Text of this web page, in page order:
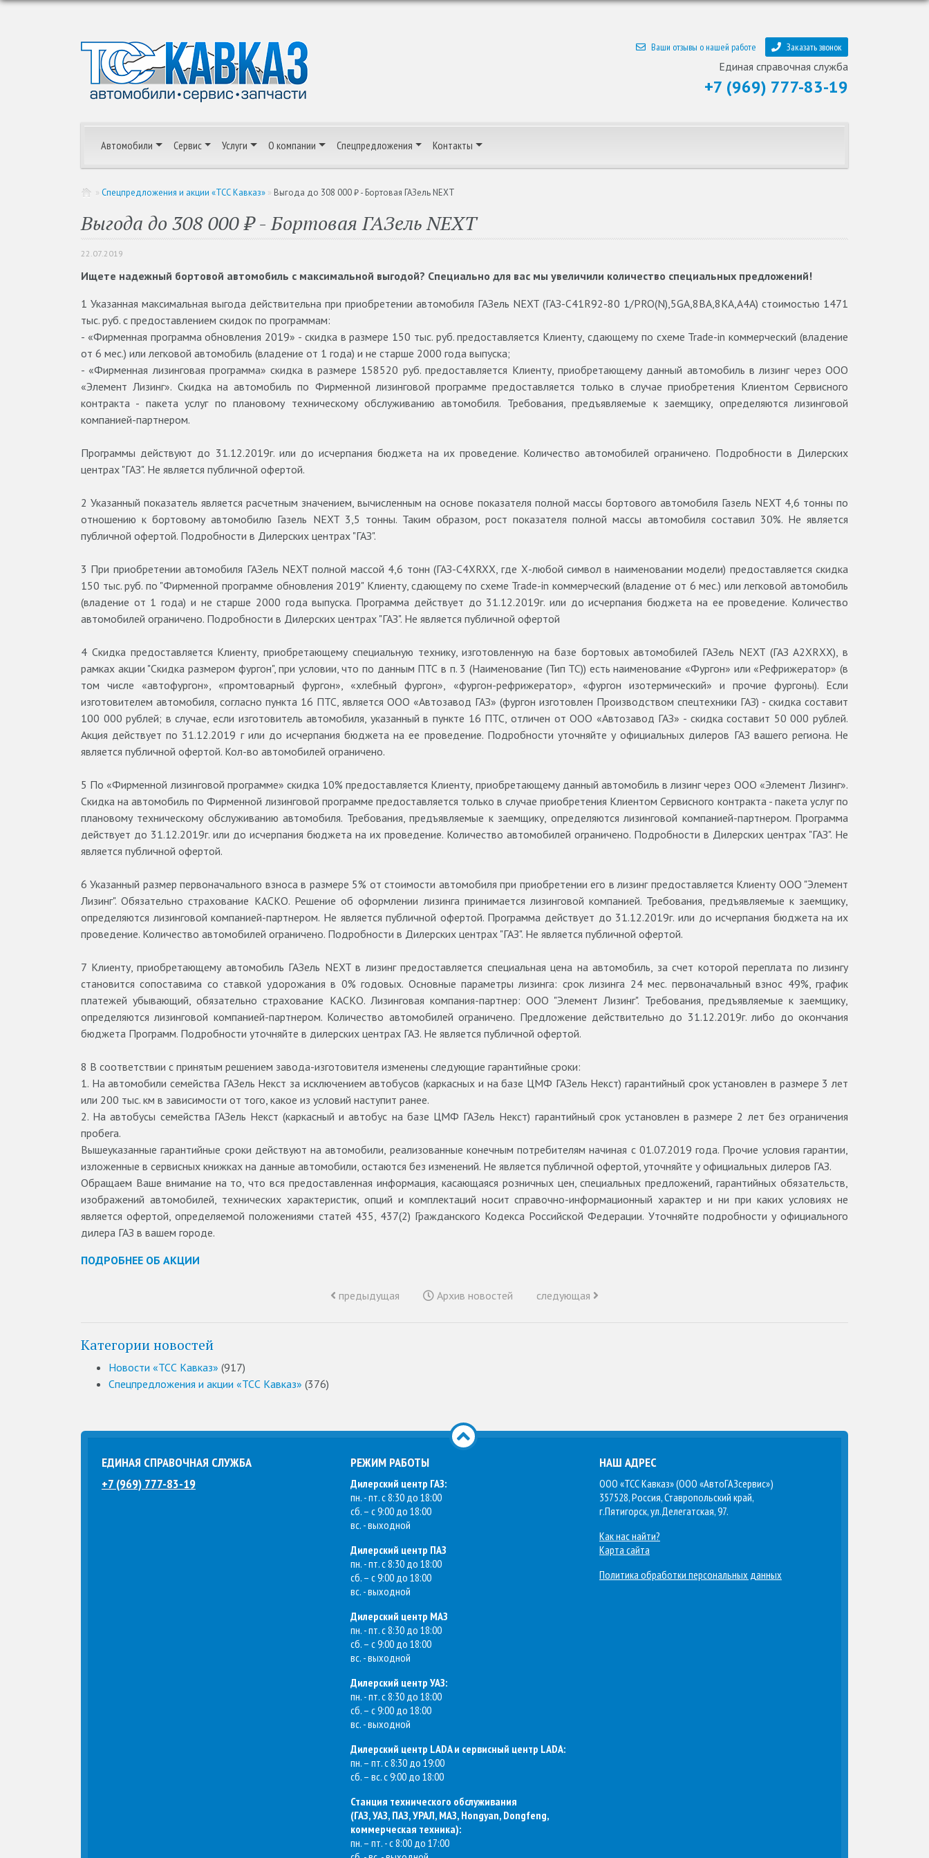
Ваши отзывы о нашей работе Заказать звонок
Единая справочная служба
+7 (969) 777-83-19
Автомобили Сервис Услуги О компании Спецпредложения Контакты
» Спецпредложения и акции «ТСС Кавказ» » Выгода до 308 000 ₽ - Бортовая ГАЗель NEXT
Выгода до 308 000 ₽ - Бортовая ГАЗель NEXT
22.07.2019
Ищете надежный бортовой автомобиль с максимальной выгодой? Специально для вас мы увеличили количество специальных предложений!
1 Указанная максимальная выгода действительна при приобретении автомобиля ГАЗель NEXT (ГАЗ-С41R92-80 1/PRO(N),5GA,8BA,8KA,A4A) стоимостью 1471
тыс. руб. с предоставлением скидок по программам:
- «Фирменная программа обновления 2019» - скидка в размере 150 тыс. руб. предоставляется Клиенту, сдающему по схеме Trade-in коммерческий (владение
от 6 мес.) или легковой автомобиль (владение от 1 года) и не старше 2000 года выпуска;
- «Фирменная лизинговая программа» скидка в размере 158520 руб. предоставляется Клиенту, приобретающему данный автомобиль в лизинг через ООО
«Элемент Лизинг». Скидка на автомобиль по Фирменной лизинговой программе предоставляется только в случае приобретения Клиентом Сервисного
контракта - пакета услуг по плановому техническому обслуживанию автомобиля. Требования, предъявляемые к заемщику, определяются лизинговой
компанией-партнером.
Программы действуют до 31.12.2019г. или до исчерпания бюджета на их проведение. Количество автомобилей ограничено. Подробности в Дилерских
центрах "ГАЗ". Не является публичной офертой.
2Указанный показатель является расчетным значением, вычисленным на основе показателя полной массы бортового автомобиля Газель NEXT 4,6 тонны по
отношению к бортовому автомобилю Газель NEXT 3,5 тонны. Таким образом, рост показателя полной массы автомобиля составил 30%. Не является
публичной офертой. Подробности в Дилерских центрах "ГАЗ".
3 При приобретении автомобиля ГАЗель NEXT полной массой 4,6 тонн (ГАЗ-С4XRXX, где Х-любой символ в наименовании модели) предоставляется скидка
150 тыс. руб. по "Фирменной программе обновления 2019" Клиенту, сдающему по схеме Trade-in коммерческий (владение от 6 мес.) или легковой автомобиль
(владение от 1 года) и не старше 2000 года выпуска. Программа действует до 31.12.2019г. или до исчерпания бюджета на ее проведение. Количество
автомобилей ограничено. Подробности в Дилерских центрах "ГАЗ". Не является публичной офертой
4 Скидка предоставляется Клиенту, приобретающему специальную технику, изготовленную на базе бортовых автомобилей ГАЗель NEXT (ГАЗ А2ХRХХ), в
рамках акции "Скидка размером фургон", при условии, что по данным ПТС в п. 3 (Наименование (Тип ТС)) есть наименование «Фургон» или «Рефрижератор» (в
том числе «автофургон», «промтоварный фургон», «хлебный фургон», «фургон-рефрижератор», «фургон изотермический» и прочие фургоны). Если
изготовителем автомобиля, согласно пункта 16 ПТС, является ООО «Автозавод ГАЗ» (фургон изготовлен Производством спецтехники ГАЗ) - скидка составит
100 000 рублей; в случае, если изготовитель автомобиля, указанный в пункте 16 ПТС, отличен от ООО «Автозавод ГАЗ» - скидка составит 50 000 рублей.
Акция действует по 31.12.2019 г или до исчерпания бюджета на ее проведение. Подробности уточняйте у официальных дилеров ГАЗ вашего региона. Не
является публичной офертой. Кол-во автомобилей ограничено.
5 По «Фирменной лизинговой программе» скидка 10% предоставляется Клиенту, приобретающему данный автомобиль в лизинг через ООО «Элемент Лизинг».
Скидка на автомобиль по Фирменной лизинговой программе предоставляется только в случае приобретения Клиентом Сервисного контракта - пакета услуг по
плановому техническому обслуживанию автомобиля. Требования, предъявляемые к заемщику, определяются лизинговой компанией-партнером. Программа
действует до 31.12.2019г. или до исчерпания бюджета на их проведение. Количество автомобилей ограничено. Подробности в Дилерских центрах "ГАЗ". Не
является публичной офертой.
6Указанный размер первоначального взноса в размере 5% от стоимости автомобиля при приобретении его в лизинг предоставляется Клиенту ООО "Элемент
Лизинг". Обязательно страхование КАСКО. Решение об оформлении лизинга принимается лизинговой компанией. Требования, предъявляемые к заемщику,
определяются лизинговой компанией-партнером. Не является публичной офертой. Программа действует до 31.12.2019г. или до исчерпания бюджета на их
проведение. Количество автомобилей ограничено. Подробности в Дилерских центрах "ГАЗ". Не является публичной офертой.
7 Клиенту, приобретающему автомобиль ГАЗель NEXT в лизинг предоставляется специальная цена на автомобиль, за счет которой переплата по лизингу
становится сопоставима со ставкой удорожания в 0% годовых. Основные параметры лизинга: срок лизинга 24 мес. первоначальный взнос 49%, график
платежей убывающий, обязательно страхование КАСКО. Лизинговая компания-партнер: ООО "Элемент Лизинг". Требования, предъявляемые к заемщику,
определяются лизинговой компанией-партнером. Количество автомобилей ограничено. Предложение действительно до 31.12.2019г. либо до окончания
бюджета Программ. Подробности уточняйте в дилерских центрах ГАЗ. Не является публичной офертой.
8 В соответствии с принятым решением завода-изготовителя изменены следующие гарантийные сроки:
1. На автомобили семейства ГАЗель Некст за исключением автобусов (каркасных и на базе ЦМФ ГАЗель Некст) гарантийный срок установлен в размере 3 лет
или 200 тыс. км в зависимости от того, какое из условий наступит ранее.
2. На автобусы семейства ГАЗель Некст (каркасный и автобус на базе ЦМФ ГАЗель Некст) гарантийный срок установлен в размере 2 лет без ограничения
пробега.
Вышеуказанные гарантийные сроки действуют на автомобили, реализованные конечным потребителям начиная с 01.07.2019 года. Прочие условия гарантии,
изложенные в сервисных книжках на данные автомобили, остаются без изменений. Не является публичной офертой, уточняйте у официальных дилеров ГАЗ.
Обращаем Ваше внимание на то, что вся предоставленная информация, касающаяся розничных цен, специальных предложений, гарантийных обязательств,
изображений автомобилей, технических характеристик, опций и комплектаций носит справочно-информационный характер и ни при каких условиях не
является офертой, определяемой положениями статей 435, 437(2) Гражданского Кодекса Российской Федерации. Уточняйте подробности у официального
дилера ГАЗ в вашем городе.
ПОДРОБНЕЕ ОБ АКЦИИ
предыдущая Архив новостей следующая
Категории новостей
Новости «ТСС Кавказ» (917)
Спецпредложения и акции «ТСС Кавказ» (376)
ЕДИНАЯ СПРАВОЧНАЯ СЛУЖБА
+7 (969) 777-83-19
РЕЖИМ РАБОТЫ
Дилерский центр ГАЗ:
пн. - пт. с 8:30 до 18:00
сб. – с 9:00 до 18:00
вс. - выходной
Дилерский центр ПАЗ
пн. - пт. с 8:30 до 18:00
сб. – с 9:00 до 18:00
вс. - выходной
Дилерский центр МАЗ
пн. - пт. с 8:30 до 18:00
сб. – с 9:00 до 18:00
вс. - выходной
Дилерский центр УАЗ:
пн. - пт. с 8:30 до 18:00
сб. – с 9:00 до 18:00
вс. - выходной
Дилерский центр LADA и сервисный центр LADA:
пн. – пт. с 8:30 до 19:00
сб. – вс. с 9:00 до 18:00
Станция технического обслуживания
(ГАЗ, УАЗ, ПАЗ, УРАЛ, МАЗ, Hongyan, Dongfeng,
коммерческая техника):
пн. – пт. - с 8:00 до 17:00
НАШ АДРЕС
ООО «ТСС Кавказ» (ООО «АвтоГАЗсервис»)
357528, Россия, Ставропольский край,
г.Пятигорск, ул.Делегатская, 97.
Как нас найти?
Карта сайта
Политика обработки персональных данных